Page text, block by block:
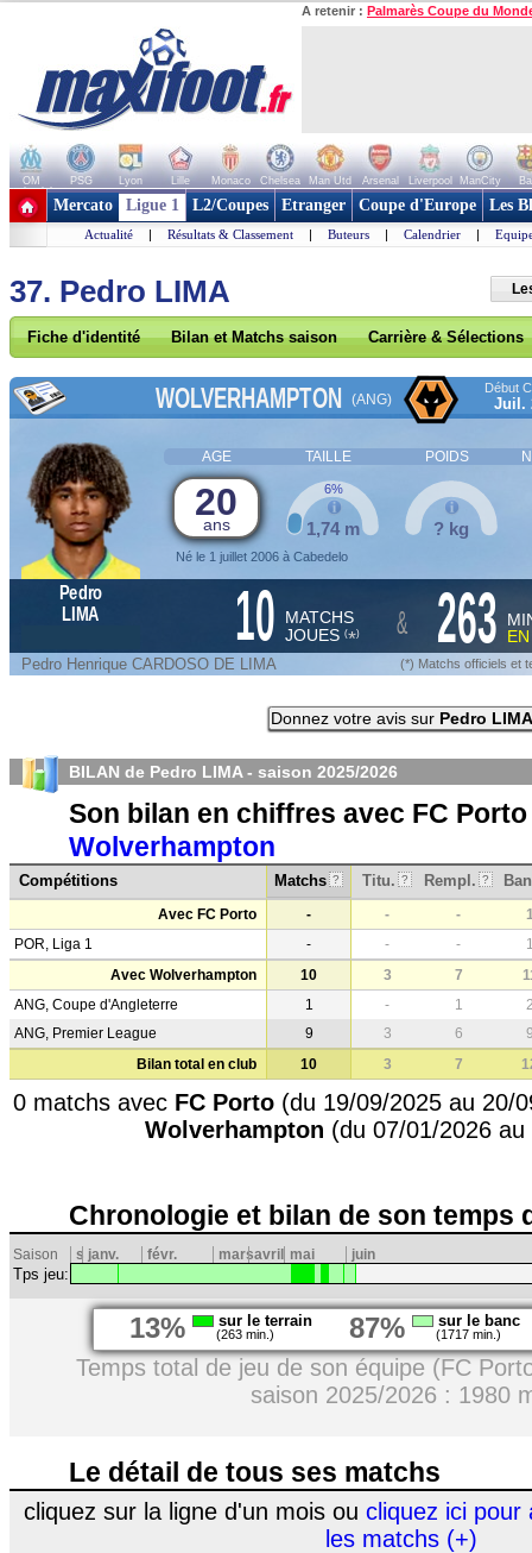
A retenir : Palmarès Coupe du
OM PSG Lyon Lille Monaco Chelsea Man Utd Arsenal Liverpool ManCity
+ de clubs
Mercato Ligue 1 L2/Coupes Etranger Coupe d'Europe Les
Actualité | Résultats & Classement | Buteurs | Calendrier |
37. Pedro LIMA
Fiche d'identité Bilan et Matchs saison Carrière & Sélections
WOLVERHAMPTON (ANG)
Début
Juil.
AGE TAILLE POIDS
20
ans
Né le 1 juillet 2006 à Cabedelo
1,74 m
6%
? kg
Pedro
LIMA
10 MATCHS
JOUES (*) & 263
Pedro Henrique CARDOSO DE LIMA (*) Matchs officiels et
Donnez votre avis sur Pedro LIMA
BILAN de Pedro LIMA - saison 2025/2026
Son bilan en chiffres avec FC
Wolverhampton
Compétitions Matchs ? Titu. ? Rempl. ?
Avec FC Porto - - -
POR, Liga 1
- - -
Avec Wolverhampton
10 3 7
ANG, Coupe d'Angleterre
1 - 1
ANG, Premier League
9 3 6
Bilan total en club
10 3 7
0 matchs avec FC Porto(du 19/09/2025 au 20/
Wolverhampton (du 07/01/2026
Chronologie et bilan de son temps
Saison s janv. févr. marsavril mai juin
Tps jeu:
13% sur le terrain
(263 min.) 87% sur le banc
(1717 min.)
Temps total de jeu de son équipe (FC
saison 2025/2026 : 1980
Le détail de tous ses matchs
cliquez sur la ligne d'un mois ou cliquez ici pour
les matchs (+)